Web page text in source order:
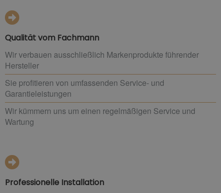
Qualität vom Fachmann
Wir verbauen ausschließlich Markenprodukte führender
Hersteller
Sie profitieren von umfassenden Service- und
Garantieleistungen
Wir kümmern uns um einen regelmäßigen Service und
Wartung
Professionelle Installation